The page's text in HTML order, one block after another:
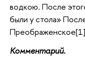
водкою. После
были у стола»
Комментарий.